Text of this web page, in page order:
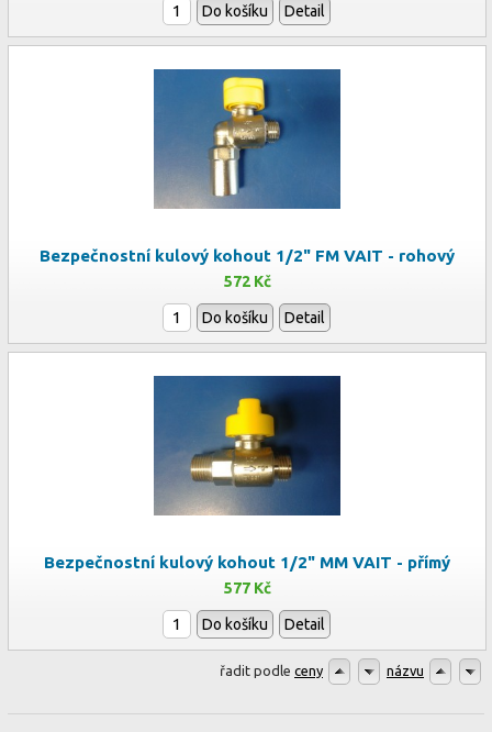
Do košíku Detail
Bezpečnostní kulový kohout 1/2" FM VAIT - rohový
572 Kč
Do košíku Detail
Bezpečnostní kulový kohout 1/2" MM VAIT - přímý
577 Kč
Do košíku Detail
řadit podle ceny názvu